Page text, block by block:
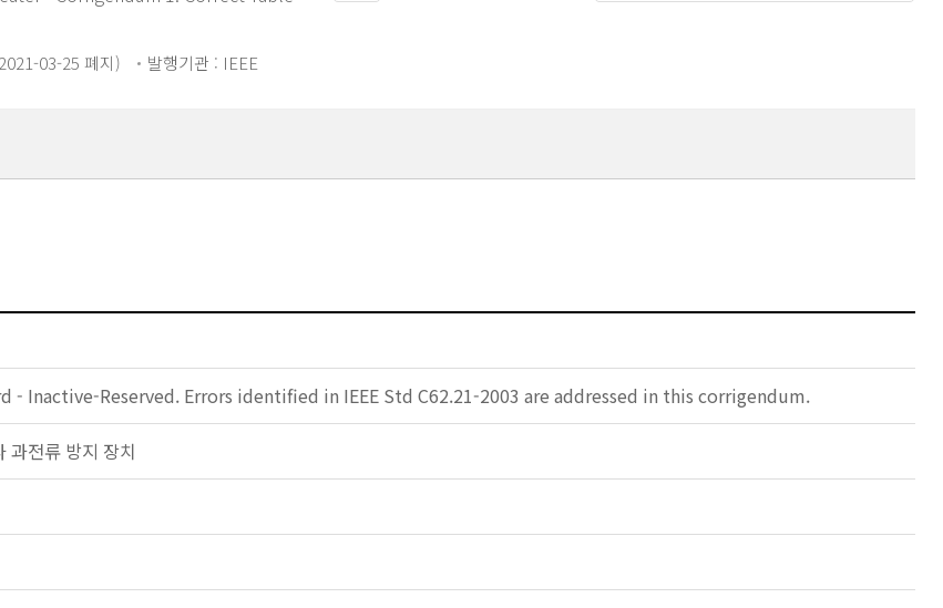
03-25 폐지) 발행기관 : IEEE
- Inactive-Reserved. Errors identified in IEEE Std C62.21-2003 are addressed in this corrigendum.
과전류 방지 장치